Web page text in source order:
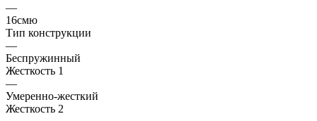
—
16смю
Тип конструкции
—
Беспружинный
Жесткость 1
—
Умеренно-жесткий
Жесткость 2